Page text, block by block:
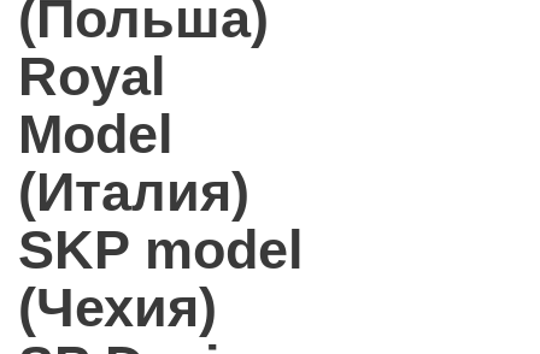
(Польша)
Royal
Model
(Италия)
SKP model
(Чехия)